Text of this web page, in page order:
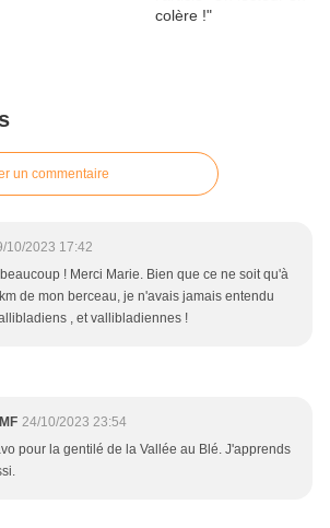
un commentaire
10/2023 17:42
! Merci Marie. Bien que ce ne soit qu'à
de mon berceau, je n'avais jamais entendu
, et vallibladiennes !
24/10/2023 23:54
pour la gentilé de la Vallée au Blé. J'apprends